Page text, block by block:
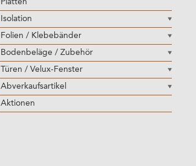
Platten
Isolation
Folien / Klebebänder
Bodenbeläge / Zubehör
Türen / Velux-Fenster
Abverkaufsartikel
Aktionen